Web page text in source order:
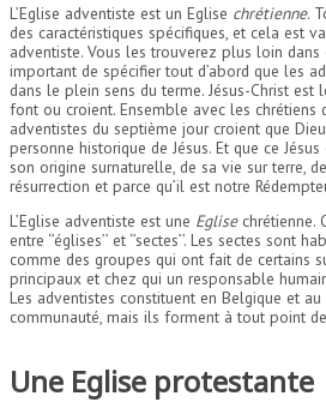
L’Eglise adventiste est un Eglise chrétienne.
des caractéristiques spécifiques, et cela est
adventiste. Vous les trouverez plus loin
important de spécifier tout d’abord que les
dans le plein sens du terme. Jésus-Christ est
font ou croient. Ensemble avec les chrétiens
adventistes du septième jour croient que
personne historique de Jésus. Et que ce
son origine surnaturelle, de sa vie sur terre,
résurrection et parce qu’il est notre
L’Eglise adventiste est une Eglisechrétienne.
entre ‘’églises’’ et ‘’sectes’’. Les sectes sont
comme des groupes qui ont fait de certains
principaux et chez qui un responsable
Les adventistes constituent en Belgique et
communauté, mais ils forment à tout point
Une Eglise protestante